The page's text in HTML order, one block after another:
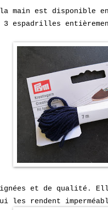
main est disponible
3 espadrilles
et de qualité.
les rendent